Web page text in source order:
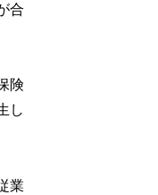
合
険
し
業